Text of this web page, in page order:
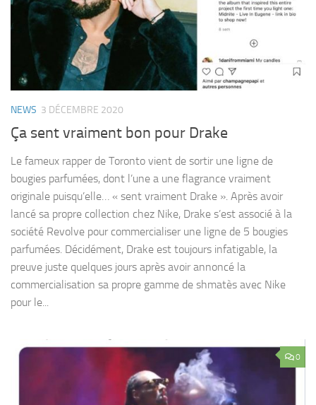
NEWS 3 DÉCEMBRE 2020
Ça sent vraiment bon pour Drake
Le fameux rapper de Toronto vient de sortir une ligne de
bougies parfumées, dont l’une a une flagrance vraiment
originale puisqu’elle… « sent vraiment Drake ». Après avoir
lancé sa propre collection chez Nike, Drake s’est associé à la
société Revolve pour commercialiser une ligne de 5 bougies
parfumées. Décidément, Drake est toujours infatigable, la
preuve juste quelques jours après avoir annoncé la
commercialisation sa propre gamme de shmatès avec Nike
pour le...
0